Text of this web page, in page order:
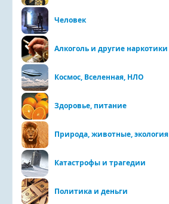
Человек
Алкоголь и другие наркотики
Космос, Вселенная, НЛО
Здоровье, питание
Природа, животные, экология
Катастрофы и трагедии
Политика и деньги